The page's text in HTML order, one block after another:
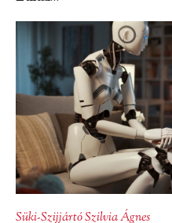
Süki-Szijjártó Szilvia Ágnes